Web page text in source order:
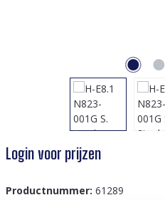
Login voor prijzen
Productnummer: 61289